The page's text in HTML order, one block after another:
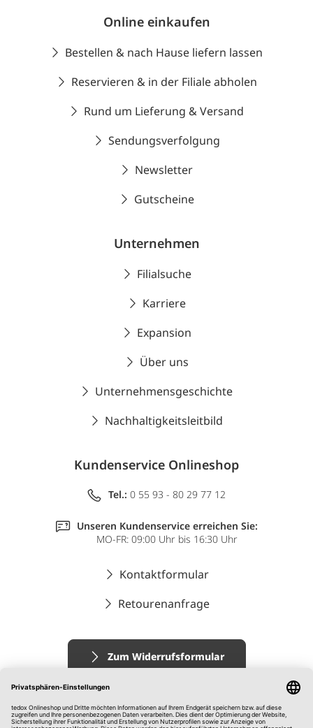
Online einkaufen
Bestellen & nach Hause liefern lassen
Reservieren & in der Filiale abholen
Rund um Lieferung & Versand
Sendungsverfolgung
Newsletter
Gutscheine
Unternehmen
Filialsuche
Karriere
Expansion
Über uns
Unternehmensgeschichte
Nachhaltigkeitsleitbild
Kundenservice Onlineshop
Tel.: 0 55 93 - 80 29 77 12
Unseren Kundenservice erreichen Sie:
MO-FR: 09:00 Uhr bis 16:30 Uhr
Kontaktformular
Retourenanfrage
Zum Widerrufsformular
Impressum